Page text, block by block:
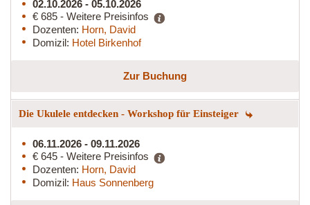
02.10.2026 - 05.10.2026
€ 685 - Weitere Preisinfos
Dozenten: Horn, David
Domizil: Hotel Birkenhof
Zur Buchung
Die Ukulele entdecken - Workshop für Einsteiger
06.11.2026 - 09.11.2026
€ 645 - Weitere Preisinfos
Dozenten: Horn, David
Domizil: Haus Sonnenberg